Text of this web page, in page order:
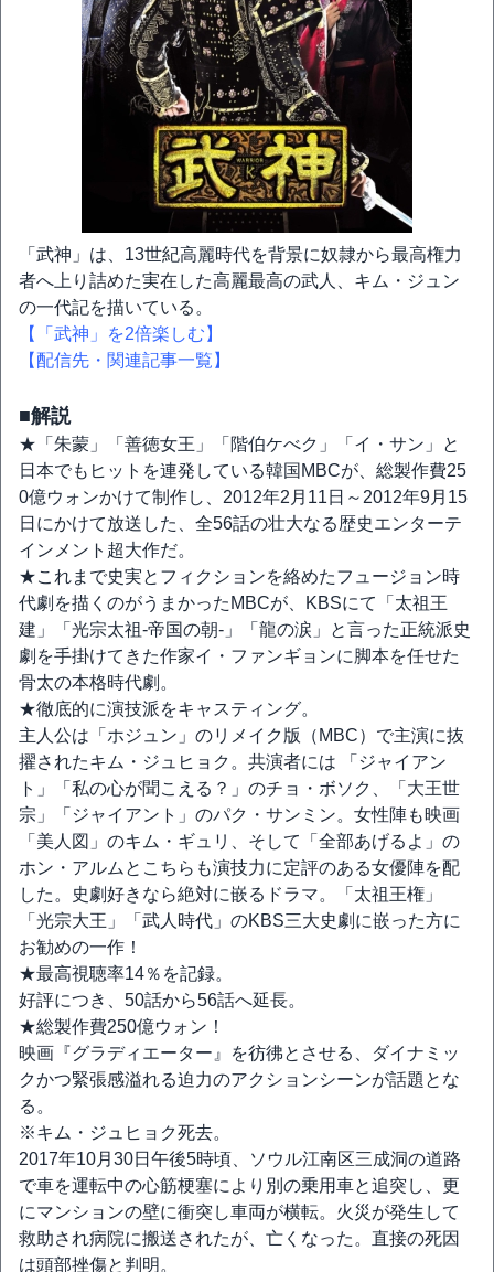
「武神」は、13世紀高麗時代を背景に奴隷から最高権力
者へ上り詰めた実在した高麗最高の武人、キム・ジュン
の一代記を描いている。
【「武神」を2倍楽しむ】
【配信先・関連記事一覧】
■解説
★「朱蒙」「善徳女王」「階伯ケべク」「イ・サン」と
日本でもヒットを連発している韓国MBCが、総製作費25
0億ウォンかけて制作し、2012年2月11日～2012年9月15
日にかけて放送した、全56話の壮大なる歴史エンターテ
インメント超大作だ。
★これまで史実とフィクションを絡めたフュージョン時
代劇を描くのがうまかったMBCが、KBSにて「太祖王
建」「光宗太祖-帝国の朝-」「龍の涙」と言った正統派史
劇を手掛けてきた作家イ・ファンギョンに脚本を任せた
骨太の本格時代劇。
★徹底的に演技派をキャスティング。
主人公は「ホジュン」のリメイク版（MBC）で主演に抜
擢されたキム・ジュヒョク。共演者には 「ジャイアン
ト」「私の心が聞こえる？」のチョ・ボソク、「大王世
宗」「ジャイアント」のパク・サンミン。女性陣も映画
「美人図」のキム・ギュリ、そして「全部あげるよ」の
ホン・アルムとこちらも演技力に定評のある女優陣を配
した。史劇好きなら絶対に嵌るドラマ。「太祖王権」
「光宗大王」「武人時代」のKBS三大史劇に嵌った方に
お勧めの一作！
★最高視聴率14％を記録。
好評につき、50話から56話へ延長。
★総製作費250億ウォン！
映画『グラディエーター』を彷彿とさせる、ダイナミッ
クかつ緊張感溢れる迫力のアクションシーンが話題とな
る。
※キム・ジュヒョク死去。
2017年10月30日午後5時頃、ソウル江南区三成洞の道路
で車を運転中の心筋梗塞により別の乗用車と追突し、更
にマンションの壁に衝突し車両が横転。火災が発生して
救助され病院に搬送されたが、亡くなった。直接の死因
は頭部挫傷と判明。